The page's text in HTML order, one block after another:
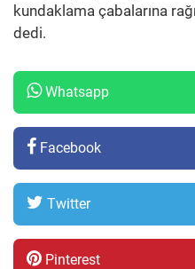
kundaklama çabalarına
dedi.
Whatsapp
Facebook
Twitter
Pinterest